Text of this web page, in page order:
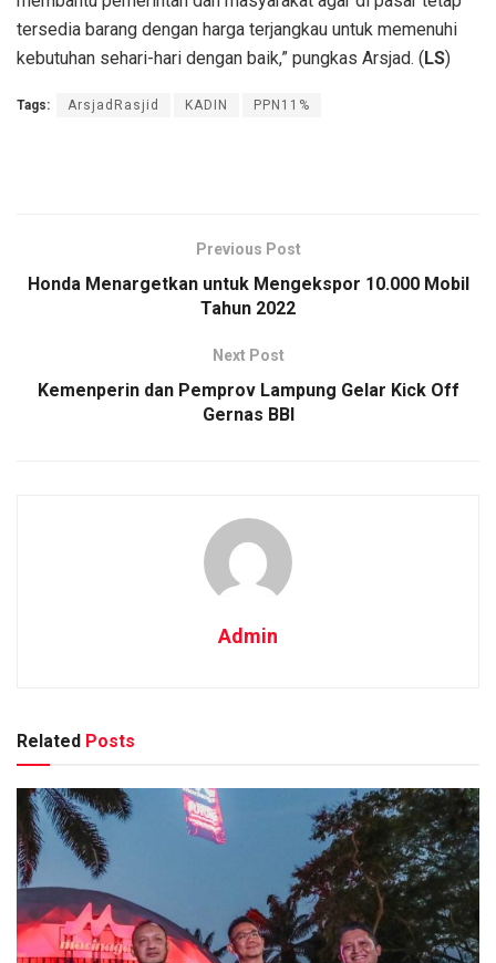
tersedia barang dengan harga terjangkau untuk memenuhi
kebutuhan sehari-hari dengan baik,” pungkas Arsjad. (LS)
Tags: ArsjadRasjid KADIN PPN11%
Previous Post
Honda Menargetkan untuk Mengekspor 10.000 Mobil
Tahun 2022
Next Post
Kemenperin dan Pemprov Lampung Gelar Kick Off
Gernas BBI
Admin
Related Posts